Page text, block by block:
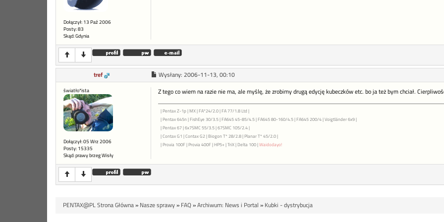
Dołączył: 13 Paź 2006
Posty: 83
Skąd: Gdynia
tref Wysłany: 2006-11-13, 00:10
światło*ista
Dołączył: 05 Wrz 2006
Posty: 15335
Skąd: prawy brzeg Wisły
Z tego co wiem na razie nie ma, ale myślę, że zrobimy drugą edycję kubeczków etc. bo ja też bym chciał.
| Pentax Z-1p | MX | FA*24/2.0 | FA 77/1.8 Ltd |
| Pentax 645n | FishEye 30/3.5 | FA645 45-85/4.5 | FA645 80-160/4.5 | FA645 200/4 | Voigtländer 6x9 |
| Pentax 67 | 6x7SMC 55/3.5 | 67SMC 105/2.4 |
| Contax G1 | Contax G2 | Biogon T* 28/2.8 | Planar T* 45/2.0 |
| Provia 100F | Provia 400F | HP5+ | TriX | Delta 100 |Waidodayo!
PENTAX@PL Strona Główna» Nasze sprawy» FAQ»Archiwum: News i Portal » Kubki - dystrybucja